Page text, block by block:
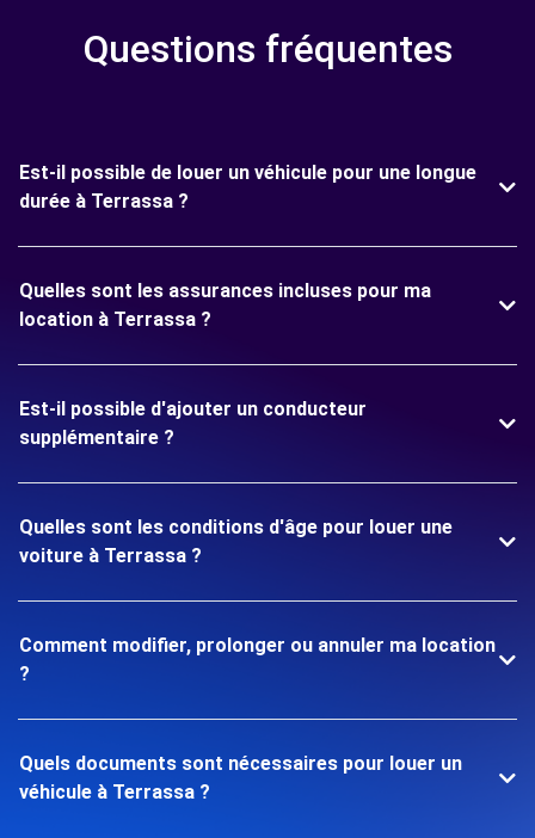
Questions fréquentes
Est-il possible de louer un véhicule pour une longue
durée à Terrassa ?
Quelles sont les assurances incluses pour ma
location à Terrassa ?
Est-il possible d'ajouter un conducteur
supplémentaire ?
Quelles sont les conditions d'âge pour louer une
voiture à Terrassa ?
Comment modifier, prolonger ou annuler ma location
?
Quels documents sont nécessaires pour louer un
véhicule à Terrassa ?